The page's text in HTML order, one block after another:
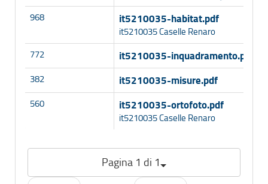
968 it5210035-habitat.pdf
it5210035 Caselle Renaro
772 it5210035-inquadramento.pdf
382 it5210035-misure.pdf
560 it5210035-ortofoto.pdf
it5210035 Caselle Renaro
Pagina 1 di 1